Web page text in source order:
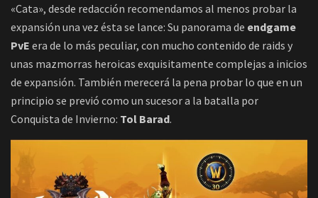
«Cata», desde redacción recomendamos al menos probar la
expansión una vez ésta se lance: Su panorama de endgame
PvE era de lo más peculiar, con mucho contenido de raids y
unas mazmorras heroicas exquisitamente complejas a inicios
de expansión. También merecerá la pena probar lo que en un
principio se previó como un sucesor a la batalla por
Conquista de Invierno: Tol Barad.